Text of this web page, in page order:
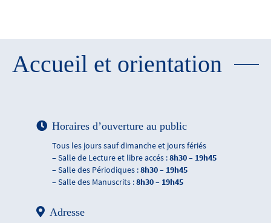
Accueil et orientation
Horaires d’ouverture au public
Tous les jours sauf dimanche et jours fériés
– Salle de Lecture et libre accés :8h30 – 19h45
– Salle des Périodiques :8h30 – 19h45
– Salle des Manuscrits :8h30 – 19h45
Adresse